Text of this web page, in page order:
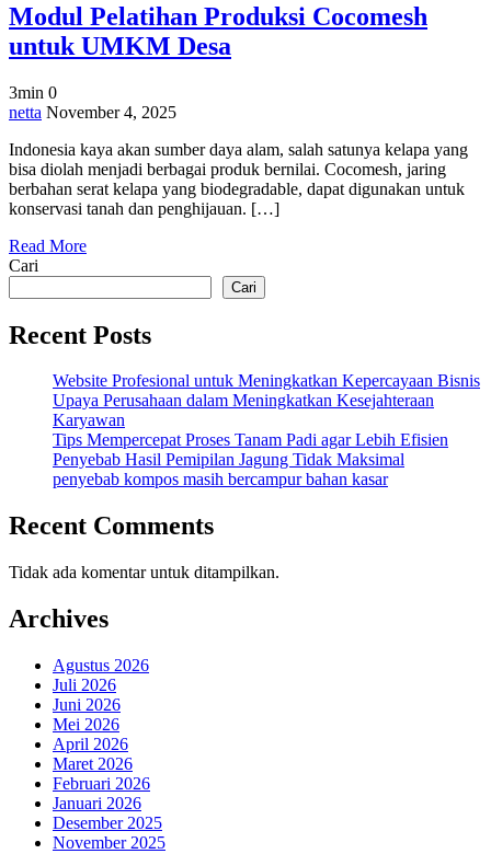
Modul Pelatihan Produksi Cocomesh
untuk UMKM Desa
3min 0
on
Pelatihan
Produksi
Cocomesh
untuk
Desa
netta November 4, 2025
Indonesia kaya akan sumber daya alam, salah satunya kelapa yang
bisa diolah menjadi berbagai produk bernilai. Cocomesh, jaring
berbahan serat kelapa yang biodegradable, dapat digunakan untuk
konservasi tanah dan penghijauan. […]
Read More
Cari
Cari
Recent Posts
Website Profesional untuk Meningkatkan Kepercayaan Bisnis
Upaya Perusahaan dalam Meningkatkan Kesejahteraan
Karyawan
Tips Mempercepat Proses Tanam Padi agar Lebih Efisien
Penyebab Hasil Pemipilan Jagung Tidak Maksimal
penyebab kompos masih bercampur bahan kasar
Recent Comments
Tidak ada komentar untuk ditampilkan.
Archives
Agustus 2026
Juli 2026
Juni 2026
Mei 2026
April 2026
Maret 2026
Februari 2026
Januari 2026
Desember 2025
November 2025